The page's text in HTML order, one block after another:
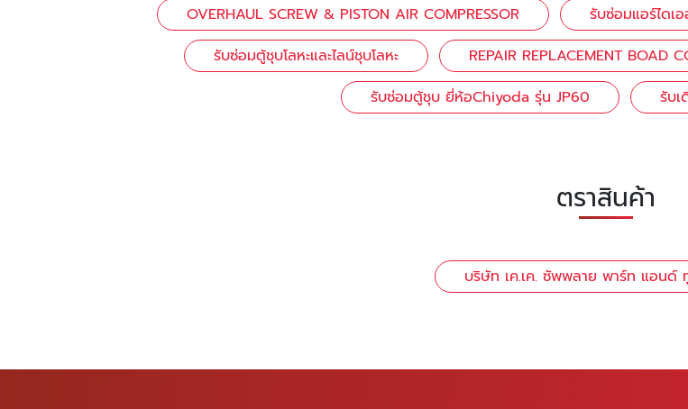
OVERHAUL SCREW & PISTON AIR COMPRESSOR
รับซ่อมแอร์ไดเ
รับซ่อมตู้ชุบโลหะและไลน์ชุบโลหะ
REPAIR REPLACEMENT BOAD
รับซ่อมตู้ชุบ ยี่ห้อChiyoda รุ่น JP60
รับ
ตราสินค้า
บริษัท เค.เค. ซัพพลาย พาร์ท แอนด์